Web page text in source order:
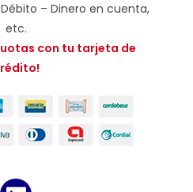
– Dinero en cuenta,
etc.
con tu tarjeta de